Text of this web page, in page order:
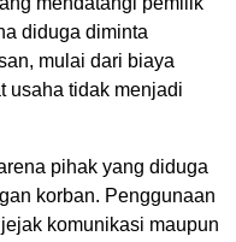
diduga diminta
mulai dari biaya
usaha tidak menjadi
pihak yang diduga
korban. Penggunaan
komunikasi maupun